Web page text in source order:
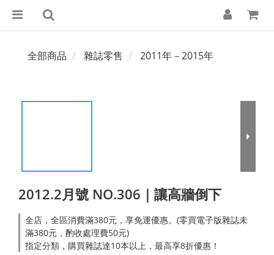
全部商品 雜誌零售 2011年－2015年
2012.2月號 NO.306｜讓高牆倒下
全店，全區消費滿380元，享免運優惠。(零買電子版雜誌未
滿380元，酌收處理費50元)
指定分類，購買雜誌達10本以上，最高享8折優惠！